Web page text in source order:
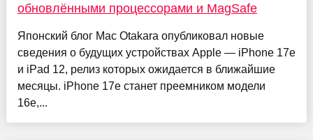
обновлёнными процессорами и MagSafe
Японский блог Mac Otakara опубликовал новые
сведения о будущих устройствах Apple — iPhone 17e
и iPad 12, релиз которых ожидается в ближайшие
месяцы. iPhone 17e станет преемником модели
16e,...